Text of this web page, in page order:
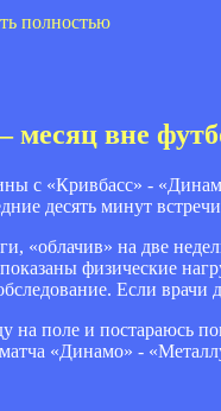
полностью
месяц вне
с «Кривбасс» -
десять минут
«облачив» на две
физические
Если
на поле и постараюсь
«Динамо» -